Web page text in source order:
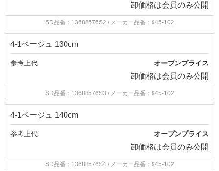
卸価格は会員のみ公開
SD品番：13688576S2 / メーカー品番：945-102
4-1ベージュ 130cm
参考上代 オープンプライス
卸価格は会員のみ公開
SD品番：13688576S3 / メーカー品番：945-102
4-1ベージュ 140cm
参考上代 オープンプライス
卸価格は会員のみ公開
SD品番：13688576S4 / メーカー品番：945-102